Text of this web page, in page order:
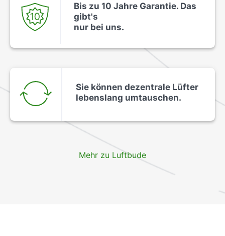
Bis zu 10 Jahre Garantie. Das
gibt's
nur bei uns.
Sie können dezentrale Lüfter
lebenslang umtauschen.
Mehr zu Luftbude